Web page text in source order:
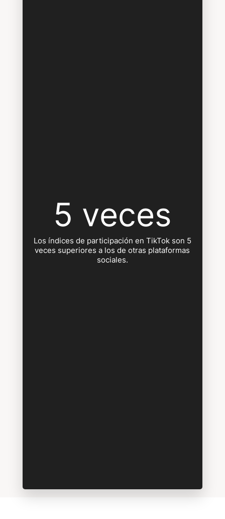
5 veces
Los índices de participación en TikTok son 5
veces superiores a los de otras plataformas
sociales.